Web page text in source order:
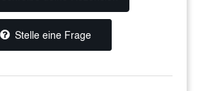
Stelle eine Frage